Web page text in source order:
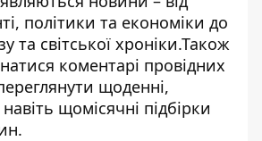
політики та економіки до
та світської хроніки.Також
коментарі провідних
щоденні,
щомісячні підбірки